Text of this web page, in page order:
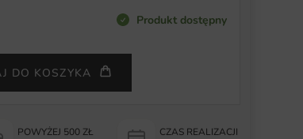
Produkt dostępny
DO KOSZYKA
POWYŻEJ 500 ZŁ
CZAS REALIZACJI